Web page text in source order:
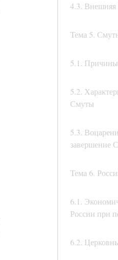
4.3. Внешняя
Тема 5.
5.1.
5.2.
Смуты
5.3.
завершение
Тема 6.
6.1.
России при
6.2.